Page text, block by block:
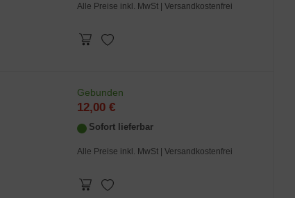
Alle Preise inkl. MwSt | Versandkostenfrei
Gebunden
12,00 €
Sofort lieferbar
Alle Preise inkl. MwSt | Versandkostenfrei